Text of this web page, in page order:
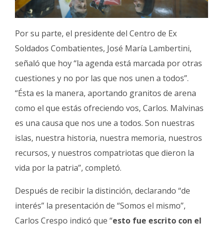
Por su parte, el presidente del Centro de Ex
Soldados Combatientes, José María Lambertini,
señaló que hoy “la agenda está marcada por otras
cuestiones y no por las que nos unen a todos”.
“Ésta es la manera, aportando granitos de arena
como el que estás ofreciendo vos, Carlos. Malvinas
es una causa que nos une a todos. Son nuestras
islas, nuestra historia, nuestra memoria, nuestros
recursos, y nuestros compatriotas que dieron la
vida por la patria”, completó.
Después de recibir la distinción, declarando “de
interés” la presentación de “Somos el mismo”,
Carlos Crespo indicó que “esto fue escrito con el